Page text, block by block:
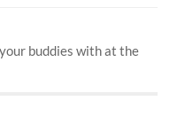
buddies with at the